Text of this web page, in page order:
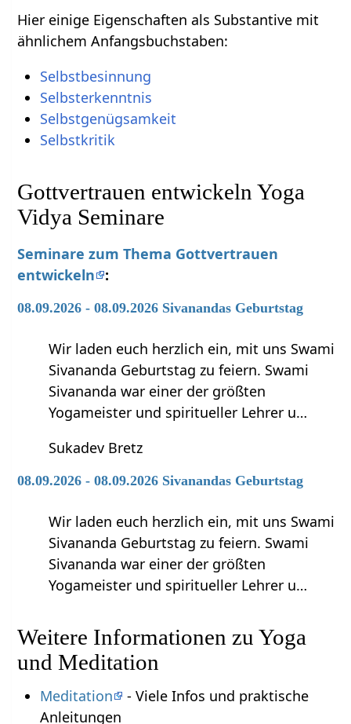
Hier einige Eigenschaften als Substantive mit
ähnlichem Anfangsbuchstaben:
Selbstbesinnung
Selbsterkenntnis
Selbstgenügsamkeit
Selbstkritik
Gottvertrauen entwickeln Yoga
Vidya Seminare
Seminare zum Thema Gottvertrauen
entwickeln
:
08.09.2026 - 08.09.2026 Sivanandas Geburtstag
Wir laden euch herzlich ein, mit uns Swami
Sivananda Geburtstag zu feiern. Swami
Sivananda war einer der größten
Yogameister und spiritueller Lehrer u…
Sukadev Bretz
08.09.2026 - 08.09.2026 Sivanandas Geburtstag
Wir laden euch herzlich ein, mit uns Swami
Sivananda Geburtstag zu feiern. Swami
Sivananda war einer der größten
Yogameister und spiritueller Lehrer u…
Weitere Informationen zu Yoga
und Meditation
Meditation
- Viele Infos und praktische
Anleitungen